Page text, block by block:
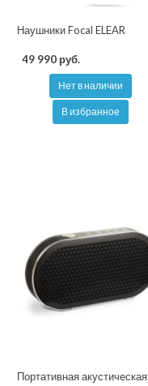
Наушники Focal ELEAR
49 990 руб.
Нет в наличии
В избранное
Портативная акустическая